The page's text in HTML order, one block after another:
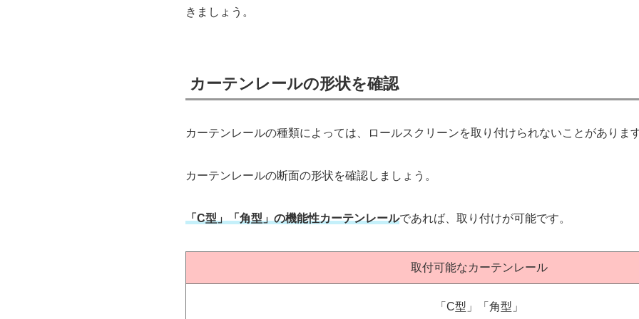
きましょう。
カーテンレールの形状を確認
カーテンレールの種類によっては、ロールスクリーンを取り付けられないことがありま
カーテンレールの断面の形状を確認しましょう。
「C型」「角型」の機能性カーテンレールであれば、取り付けが可能です。
取付可能なカーテンレール
「C型」「角型」